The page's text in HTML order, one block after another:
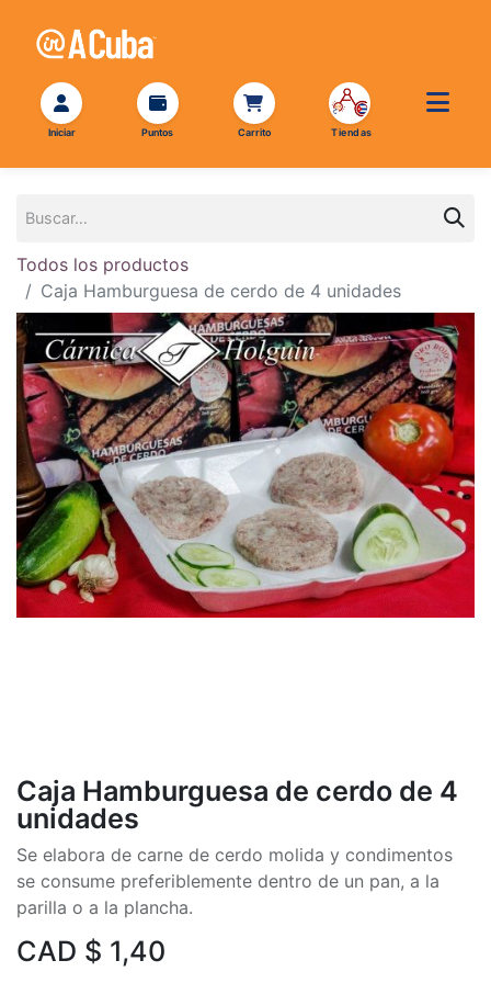
Todos los productos
Caja Hamburguesa de cerdo de 4 unidades
Caja Hamburguesa de cerdo de 4
unidades
Se elabora de carne de cerdo molida y condimentos
se consume preferiblemente dentro de un pan, a la
parilla o a la plancha.
CAD $ 1,40